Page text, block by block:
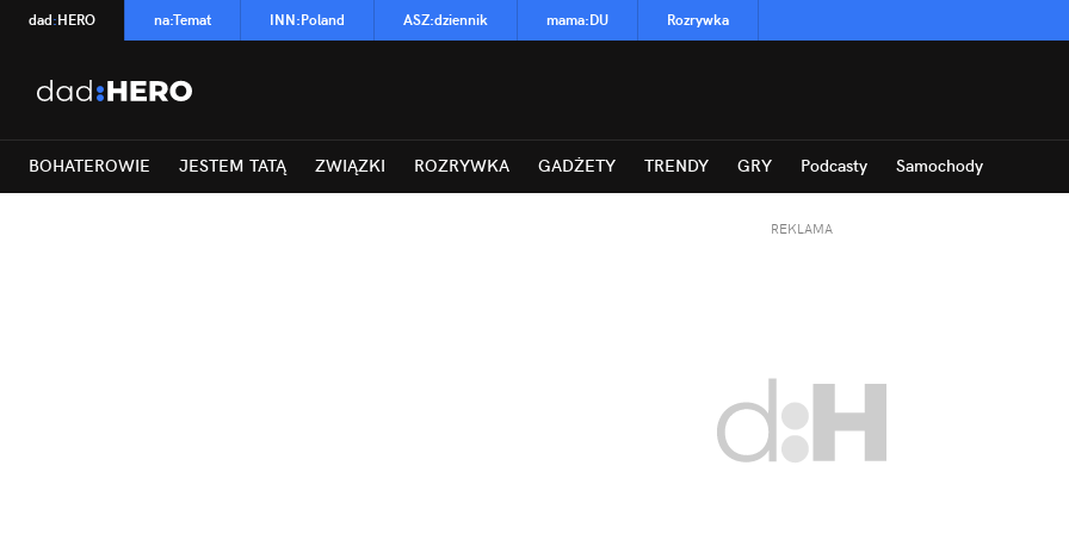
dad:HERO na:Temat INN:Poland ASZ:dziennik mama:DU Rozrywka
BOHATEROWIE JESTEM TATĄ ZWIĄZKI ROZRYWKA GADŻETY TRENDY GRY Podcasty Samochody
REKLAMA